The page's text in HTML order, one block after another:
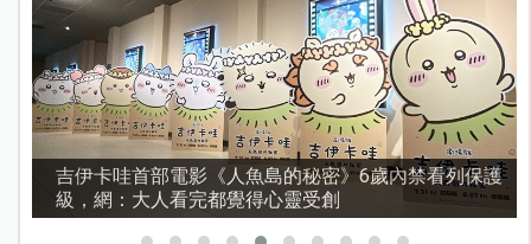
資優教育15問！師鐸獎名師陳宥妤：資優教育的核心，
不是成績而是讀懂孩子的心理準備度